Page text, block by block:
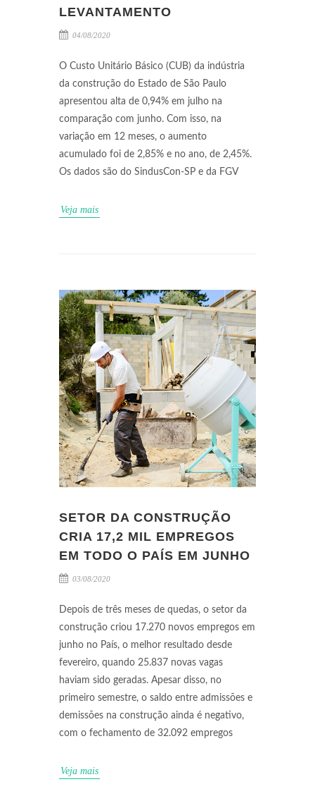
LEVANTAMENTO
04/08/2020
O Custo Unitário Básico (CUB) da indústria
da construção do Estado de São Paulo
apresentou alta de 0,94% em julho na
comparação com junho. Com isso, na
variação em 12 meses, o aumento
acumulado foi de 2,85% e no ano, de 2,45%.
Os dados são do SindusCon-SP e da FGV
Veja mais
SETOR DA CONSTRUÇÃO
CRIA 17,2 MIL EMPREGOS
EM TODO O PAÍS EM JUNHO
03/08/2020
Depois de três meses de quedas, o setor da
construção criou 17.270 novos empregos em
junho no País, o melhor resultado desde
fevereiro, quando 25.837 novas vagas
haviam sido geradas. Apesar disso, no
primeiro semestre, o saldo entre admissões e
demissões na construção ainda é negativo,
com o fechamento de 32.092 empregos
Veja mais